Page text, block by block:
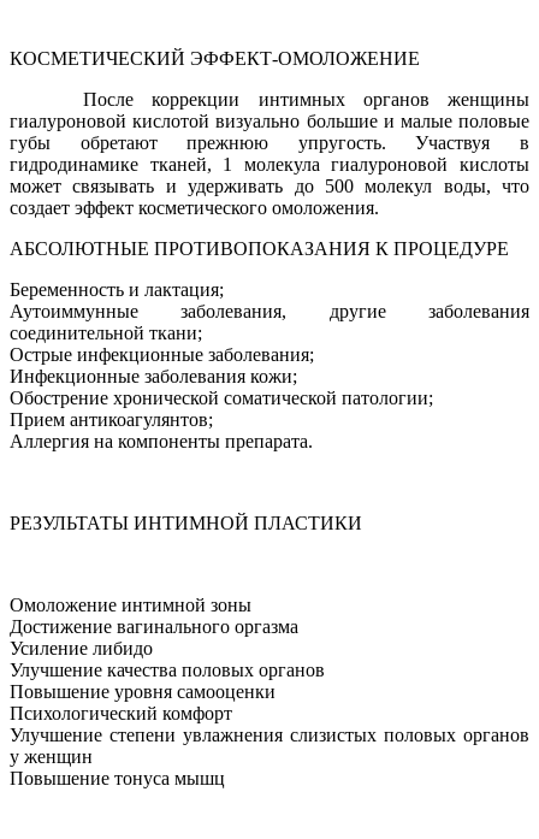
КОСМЕТИЧЕСКИЙ ЭФФЕКТ-ОМОЛОЖЕНИЕ
После коррекции интимных органов женщины
гиалуроновой кислотой визуально большие и малые половые
губы обретают прежнюю упругость. Участвуя в
гидродинамике тканей, 1 молекула гиалуроновой кислоты
может связывать и удерживать до 500 молекул воды, что
создает эффект косметического омоложения.
АБСОЛЮТНЫЕ ПРОТИВОПОКАЗАНИЯ К ПРОЦЕДУРЕ
Беременность и лактация;
Аутоиммунные заболевания, другие заболевания
соединительной ткани;
Острые инфекционные заболевания;
Инфекционные заболевания кожи;
Обострение хронической соматической патологии;
Прием антикоагулянтов;
Аллергия на компоненты препарата.
РЕЗУЛЬТАТЫ ИНТИМНОЙ ПЛАСТИКИ
Омоложение интимной зоны
Достижение вагинального оргазма
Усиление либидо
Улучшение качества половых органов
Повышение уровня самооценки
Психологический комфорт
Улучшение степени увлажнения слизистых половых органов
у женщин
Повышение тонуса мышц